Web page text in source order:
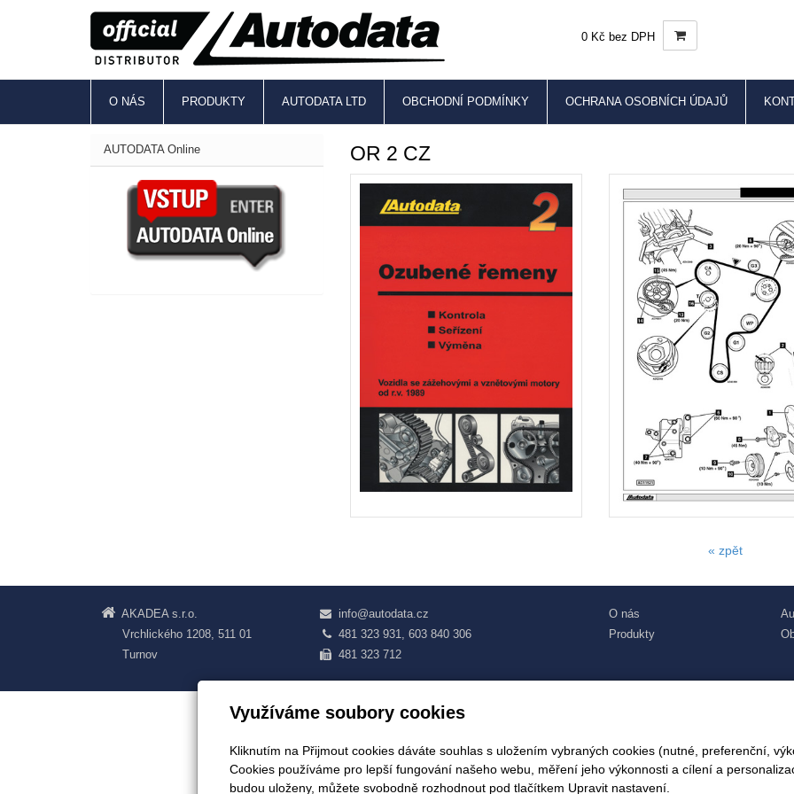
0 Kč bez DPH
O NÁS PRODUKTY AUTODATA LTD OBCHODNÍ PODMÍNKY OCHRANA OSOBNÍCH ÚDAJŮ
OR 2 CZ
« zpět
AUTODATA Online
AKADEA s.r.o.
Vrchlického 1208, 511 01
Turnov
info@autodata.cz
481 323 931, 603 840 306
481 323 712
O nás
Produkty
Využíváme soubory cookies
Kliknutím na Přijmout cookies dáváte souhlas s uložením vybraných cookies (nutné, preferenční,
Cookies používáme pro lepší fungování našeho webu, měření jeho výkonnosti a cílení a
budou uloženy, můžete svobodně rozhodnout pod tlačítkem Upravit nastavení.